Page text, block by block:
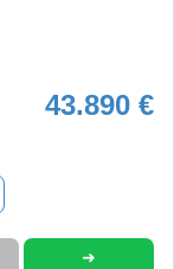
43.890 €
➜